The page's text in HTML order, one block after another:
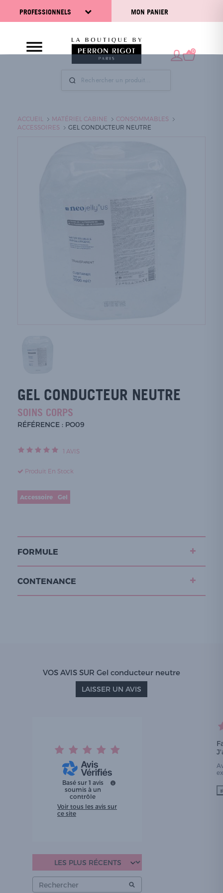
PROFESSIONNELS MON PANIER
0
ACCUEIL MATÉRIEL CABINE
CONSOMMABLES
ACCESSOIRES
GEL CONDUCTEUR NEUTRE
GEL CONDUCTEUR NEUTRE
SOINS CORPS
RÉFÉRENCE : PO09
1 AVIS
Produit En Stock
Accessoire Gel
FORMULE
CONTENANCE
VOS AVIS SUR Gel conducteur neutre
LAISSER UN AVIS
Basé sur 1 avis
soumis à un
contrôle
Voir tous les avis sur
ce site